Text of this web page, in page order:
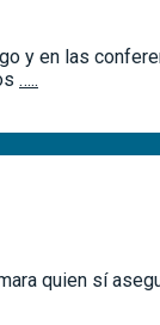
y en las
…..
quien sí